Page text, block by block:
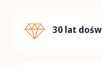
30 lat